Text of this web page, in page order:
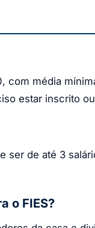
com média
estar inscrito
ser de até 3
o FIES?